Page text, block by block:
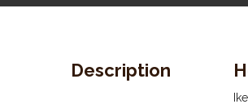
Description